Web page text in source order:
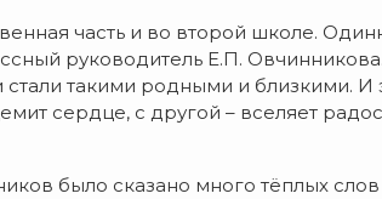
часть и во второй школе.
руководитель Е.П.
стали такими родными и близкими. И
сердце, с другой – вселяет
было сказано много тёплых